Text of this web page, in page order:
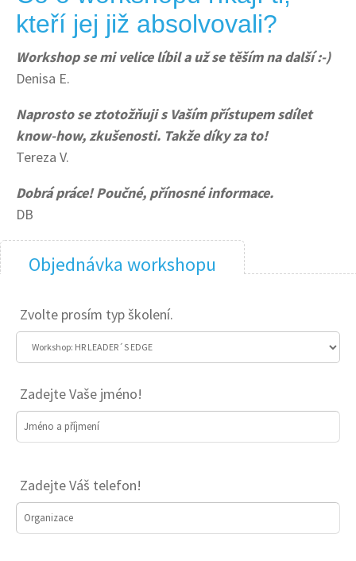
kteří jej již absolvovali?
Workshop se mi velice líbil a už se těším na další :-)
Denisa E.
Naprosto se ztotožňuji s Vaším přístupem sdílet
know-how, zkušenosti. Takže díky za to!
Tereza V.
Dobrá práce! Poučné, přínosné informace.
DB
Objednávka workshopu
Zvolte prosím typ školení.
Zadejte Vaše jméno!
Jméno a příjmení
Zadejte Váš telefon!
Organizace